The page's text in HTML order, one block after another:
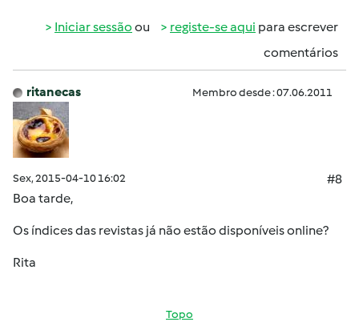
Iniciar sessão ou registe-se aqui para escrever
comentários
ritanecas Membro desde : 07.06.2011
Sex, 2015-04-10 16:02
#8
Boa tarde,
Os índices das revistas já não estão disponíveis online?
Rita
Topo